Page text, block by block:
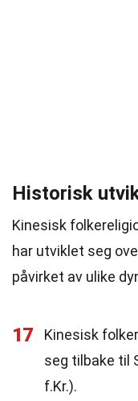
Historisk
Kinesisk
har utviklet seg
påvirket av ulike
17
Kinesisk
seg tilbake til
f.Kr.).